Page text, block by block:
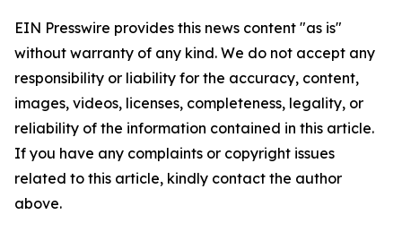
EIN Presswire provides this news content "as is"
without warranty of any kind. We do not accept any
responsibility or liability for the accuracy, content,
images, videos, licenses, completeness, legality, or
reliability of the information contained in this article.
If you have any complaints or copyright issues
related to this article, kindly contact the author
above.